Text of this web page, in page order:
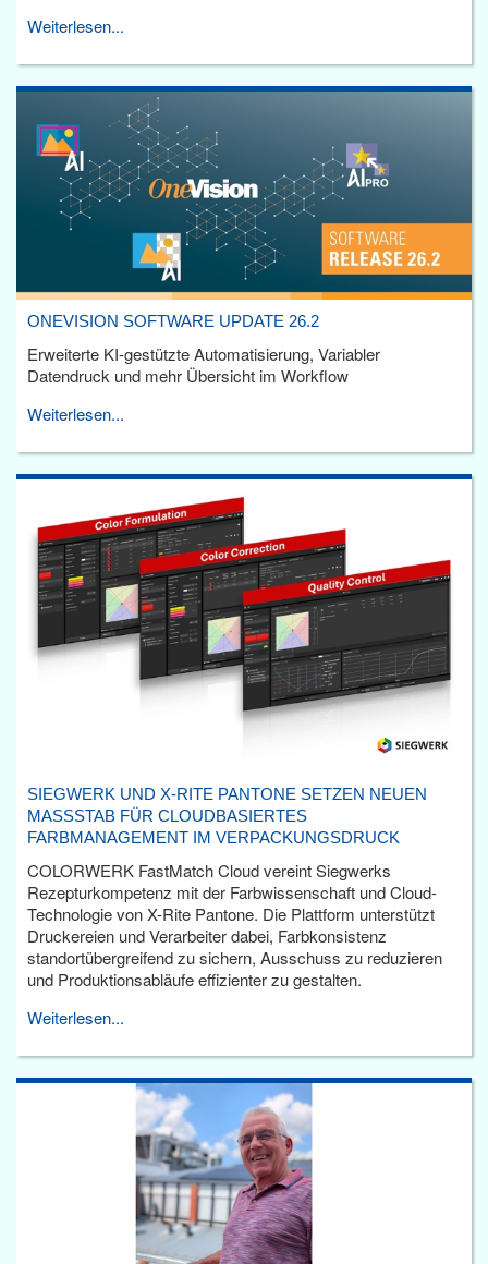
Weiterlesen...
ONEVISION SOFTWARE UPDATE 26.2
Erweiterte KI-gestützte Automatisierung, Variabler
Datendruck und mehr Übersicht im Workflow
Weiterlesen...
SIEGWERK UND X-RITE PANTONE SETZEN NEUEN
MASSSTAB FÜR CLOUDBASIERTES F
ARBMANAGEMENT IM VERPACKUNGSDRUCK
COLORWERK FastMatch Cloud vereint Siegwerks
Rezepturkompetenz mit der Farbwissenschaft und Cloud-
Technologie von X-Rite Pantone. Die Plattform unterstützt
Druckereien und Verarbeiter dabei, Farbkonsistenz
standortübergreifend zu sichern, Ausschuss zu reduzieren
und Produktionsabläufe effizienter zu gestalten.
Weiterlesen...